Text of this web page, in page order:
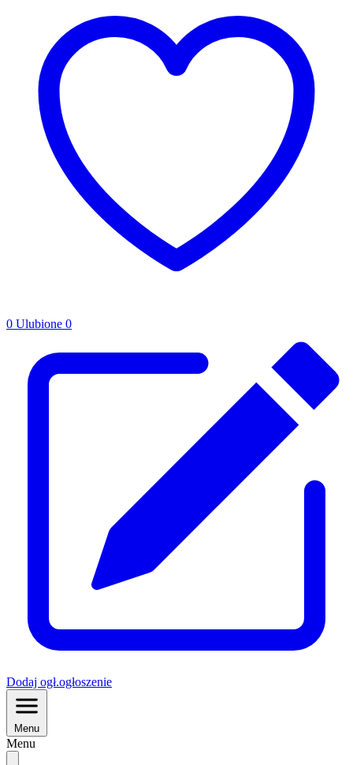
0 Ulubione 0
Dodaj ogł.ogłoszenie
Menu
Menu